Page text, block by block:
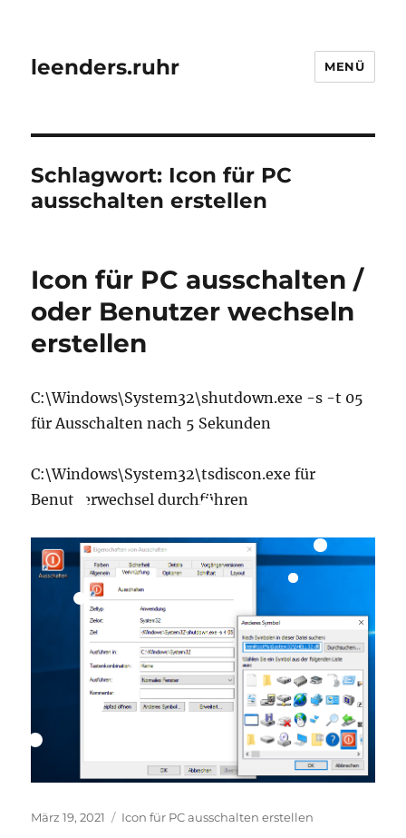
leenders.ruhr MENÜ
Schlagwort: Icon für PC
ausschalten erstellen
Icon für PC ausschalten /
oder Benutzer wechseln
erstellen
C:\Windows\System32\shutdown.exe -s -t 05
für Ausschalten nach 5 Sekunden
C:\Windows\System32\tsdiscon.exe für
Benutzerwechsel durchführen
Veröffentlicht
März 19, 2021 Schlagwörter
Icon für PC ausschalten erstellen